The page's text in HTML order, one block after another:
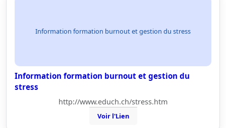
Information formation burnout et gestion du stress
Information formation burnout et gestion du
stress
http://www.educh.ch/stress.htm
Voir l'Lien